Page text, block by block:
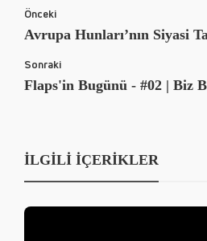
Önceki
Avrupa Hunları’nın Siyasi
Sonraki
Flaps'in Bugünü - #02 | Biz
İLGILI İÇERIKLER